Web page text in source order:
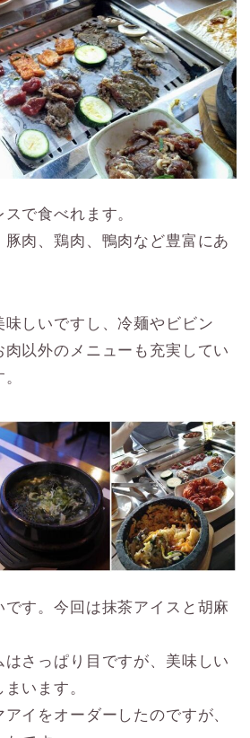
で食べれます。
肉、鶏肉、鴨肉など豊富にあ
しいですし、冷麺やビビン
以外のメニューも充実してい
す。今回は抹茶アイスと胡麻
さっぱり目ですが、美味しい
います。
イをオーダーしたのですが、